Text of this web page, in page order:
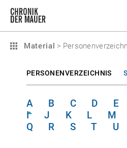
Material >
PERSONENVERZEICHNIS
A B C D E
I
J K L M
Q
R S T U